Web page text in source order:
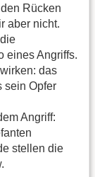
Rücken
aber nicht.
eines Angriffs.
das
sein Opfer
Angriff:
stellen die